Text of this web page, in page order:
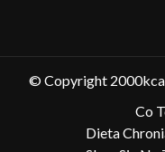
© Copyright
Co
Dieta